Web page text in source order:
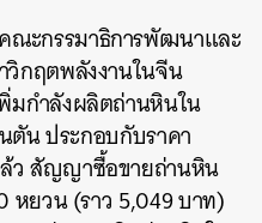
ณะกรรมาธิการพัฒนาและ
กฤตพลังงานในจีน
มกำลังผลิตถ่านหินใน
ตัน ประกอบกับราคา
ว สัญญาซื้อขายถ่านหิน
หยวน (ราว 5,049 บาท)